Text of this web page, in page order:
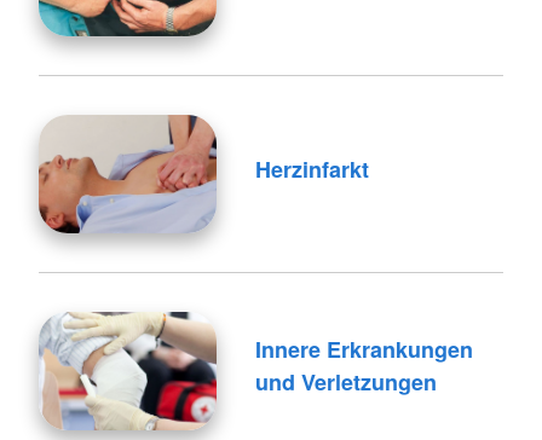
Herzinfarkt
Innere Erkrankungen
und Verletzungen